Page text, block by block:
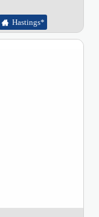
Hastings*